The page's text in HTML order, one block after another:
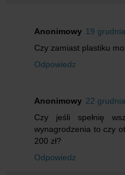
Anonimowy 19
Czy zamiast plastiku
Odpowiedz
Anonimowy 22
Czy jeśli spełnię
wynagrodzenia to czy
200 zł?
Odpowiedz